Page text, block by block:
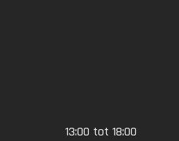
13:00 tot 18:00